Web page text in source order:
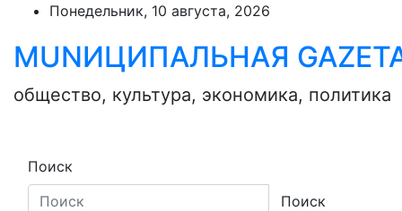
content
Понедельник, 10 августа, 2026
MUNИЦИПАЛЬНАЯ
общество, культура, экономика, политика
Поиск
Поиск